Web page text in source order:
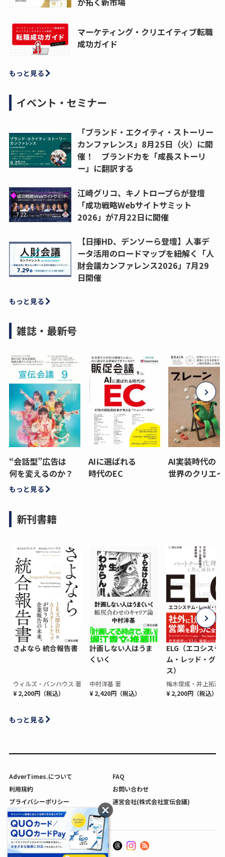
マーケティング・クリエイティブ転職
成功ガイド
もっと見る
イベント・セミナー
「ブランド・エクイティ・ストーリー
カンファレンス」8月25日（火）に開
催！ ブランド力を「成長ストーリ
ー」に翻訳する
江崎グリコ、キノトロープらが登壇
「成功戦略Webサイトサミット
2026」が7月22日に開催
【日揮HD、デンソーら登壇】人事デ
ータ活用のロードマップを紐解く「人
財会議カンファレンス2026」7月29
日開催
もっと見る
雑誌・最新号
“会話型”広告は
何を変えるのか？
AIに選ばれる
時代のEC
AI実装時代の
世界のクリエ
もっと見る
新刊書籍
さよなら 統合報告書
ウィルズ・パンハウス 著
¥ 2,200円（税込）
計画しない人はうま
くいく
中村洋基 著
¥ 2,420円（税込）
ELG（エコシステ
ム・レッド・グロ
ス）
梅木俊成・井上拓海
¥ 2,200円（税込）
もっと見る
AdverTimes.について
FAQ
利用規約
お問い合わせ
プライバシーポリシー
運営会社(株式会社宣伝会議)
利用者情報の外部送信について